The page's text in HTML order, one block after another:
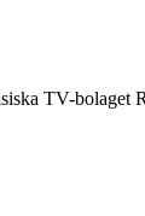
TV-bolaget